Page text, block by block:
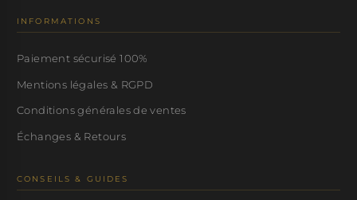
INFORMATIONS
Paiement sécurisé 100%
Mentions légales & RGPD
Conditions générales de ventes
Échanges & Retours
CONSEILS & GUIDES